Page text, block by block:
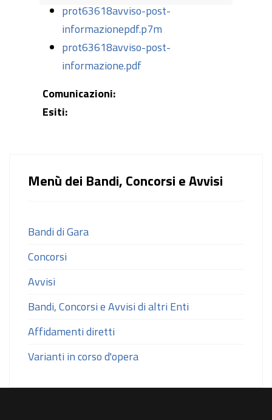
prot63618avviso-post-
informazionepdf.p7m
prot63618avviso-post-
informazione.pdf
Comunicazioni:
Esiti:
Menù dei Bandi, Concorsi e Avvisi
Bandi di Gara
Concorsi
Avvisi
Bandi, Concorsi e Avvisi di altri Enti
Affidamenti diretti
Varianti in corso d'opera